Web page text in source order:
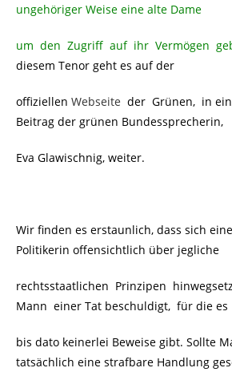
ungehöriger Weise eine alte Dame
um den Zugriff auf ihr Vermögen
diesem Tenor geht es auf der
offiziellen Webseite der Grünen, in
Beitrag der grünen Bundessprecherin,
Eva Glawischnig, weiter.
Wir finden es erstaunlich, dass sich
Politikerin offensichtlich über jegliche
rechtsstaatlichen Prinzipen
Mann einer Tat beschuldigt, für die es
bis dato keinerlei Beweise gibt. Sollte
tatsächlich eine strafbare Handlung